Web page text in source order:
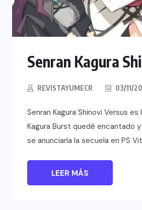
Senran Kagura
REVISTAYUMECR 03/11/
Senran Kagura Shinovi Versus
Kagura Burst quedé encantado
se anunciaría la secuela en PS
LEER MÁS